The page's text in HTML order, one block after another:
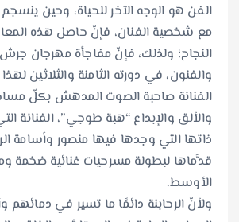
الفن هو الوجه الآخر للحياة، وحين
مع شخصية الفنان، فإنّ حاصل هذه
النجاح؛ ولذلك، فإنّ مفاجأة مهرجان جرش
والفنون، في دورته الثامنة والثلاثين
الفنانة صاحبة الصوت المدهش بكلّ
والألق والإبداع “هبة طوجي”، الفنانة
ذاتها التي وجدها فيها منصور وأسامة
قدَّماها لبطولة مسرحيات غنائية ضخمة
الأوسط.
ولأنّ الرحابنة دائمًا ما تسير في